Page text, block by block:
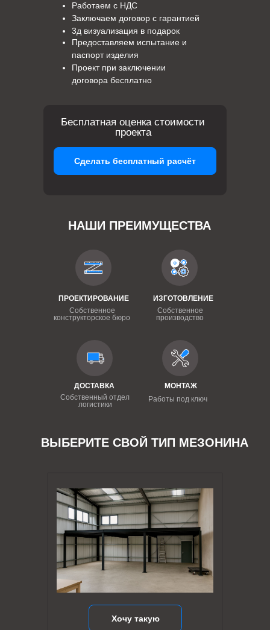
Предоставляем испытание и
паспорт изделия
Проект при заключении
договора бесплатно
Работаем с НДС
Заключаем договор с гарантией
3д визуализация в подарок
НАШИ ПРЕИМУЩЕСТВА
ПРОЕКТИРОВАНИЕ
Собственное
конструкторское бюро
ИЗГОТОВЛЕНИЕ
Собственное
производство
ДОСТАВКА
Собственный отдел
логистики
МОНТАЖ
Работы под ключ
Бесплатная оценка стоимости
проекта
Сделать бесплатный расчёт
ВЫБЕРИТЕ СВОЙ ТИП МЕЗОНИНА
Хочу такую